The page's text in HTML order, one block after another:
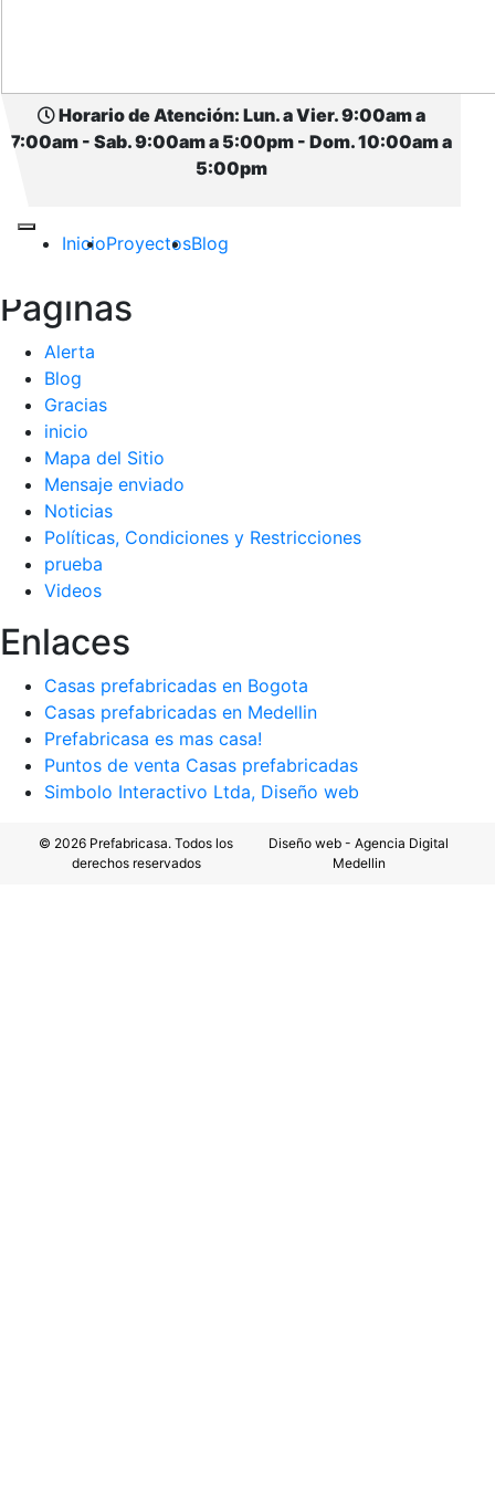
Horario de Atención: Lun. a Vier. 9:00am a
7:00am - Sab. 9:00am a 5:00pm - Dom. 10:00am a
5:00pm
InicioProyectosBlog
Construcción casa prefabricada
La Gabriela, Tragedia que se pudo evitar
Noticias
Planos Casas Prefabricadas
Slider
Páginas
Alerta
Blog
Gracias
inicio
Mapa del Sitio
Mensaje enviado
Noticias
Políticas, Condiciones y Restricciones
prueba
Videos
Enlaces
Casas prefabricadas en Bogota
Casas prefabricadas en Medellin
Prefabricasa es mas casa!
Puntos de venta Casas prefabricadas
Simbolo Interactivo Ltda, Diseño web
© 2026 Prefabricasa. Todos los
derechos reservados
Diseño web - Agencia Digital
Medellin